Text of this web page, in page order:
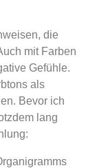
die
mit Farben
Gefühle.
als
Bevor ich
lang